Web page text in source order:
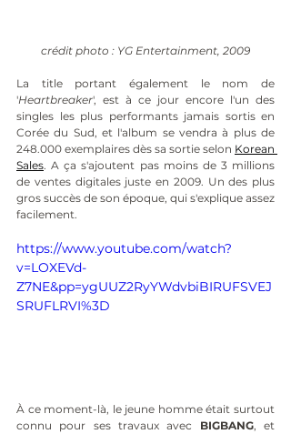
crédit photo : YG Entertainment, 2009
La title portant également le nom de
'Heartbreaker', est à ce jour encore l'un des
singles les plus performants jamais sortis en
Corée du Sud, et l'album se vendra à plus de
248.000 exemplaires dès sa sortie selon Korean
Sales. A ça s'ajoutent pas moins de 3 millions
de ventes digitales juste en 2009. Un des plus
gros succès de son époque, qui s'explique assez
facilement.
https://www.youtube.com/watch?
v=LOXEVd-
Z7NE&pp=ygUUZ2RyYWdvbiBIRUFSVEJ
SRUFLRVI%3D
À ce moment-là, le jeune homme était surtout
connu pour ses travaux avec BIGBANG, et